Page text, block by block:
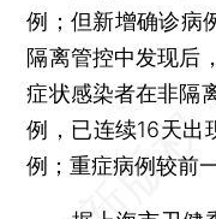
例；但新增确诊病
隔离管控中发现后
症状感染者在非隔
例，已连续16天出
例；重症病例较前